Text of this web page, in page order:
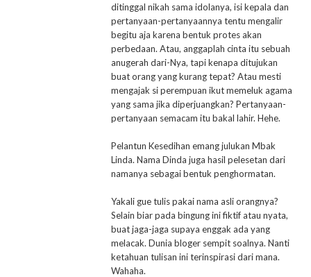
ditinggal nikah sama idolanya, isi kepala dan
pertanyaan-pertanyaannya tentu mengalir
begitu aja karena bentuk protes akan
perbedaan. Atau, anggaplah cinta itu sebuah
anugerah dari-Nya, tapi kenapa ditujukan
buat orang yang kurang tepat? Atau mesti
mengajak si perempuan ikut memeluk agama
yang sama jika diperjuangkan? Pertanyaan-
pertanyaan semacam itu bakal lahir. Hehe.
Pelantun Kesedihan emang julukan Mbak
Linda. Nama Dinda juga hasil pelesetan dari
namanya sebagai bentuk penghormatan.
Yakali gue tulis pakai nama asli orangnya?
Selain biar pada bingung ini fiktif atau nyata,
buat jaga-jaga supaya enggak ada yang
melacak. Dunia bloger sempit soalnya. Nanti
ketahuan tulisan ini terinspirasi dari mana.
Wahaha.